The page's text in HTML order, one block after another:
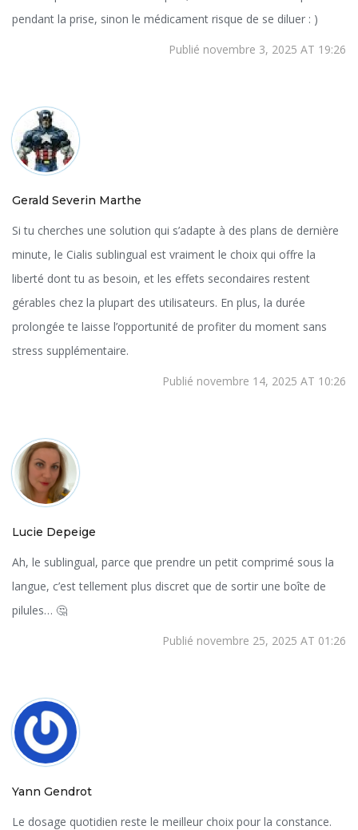
pendant la prise, sinon le médicament risque de se diluer : )
Publié novembre 3, 2025 AT 19:26
Gerald Severin Marthe
Si tu cherches une solution qui s’adapte à des plans de dernière
minute, le Cialis sublingual est vraiment le choix qui offre la
liberté dont tu as besoin, et les effets secondaires restent
gérables chez la plupart des utilisateurs. En plus, la durée
prolongée te laisse l’opportunité de profiter du moment sans
stress supplémentaire.
Publié novembre 14, 2025 AT 10:26
Lucie Depeige
Ah, le sublingual, parce que prendre un petit comprimé sous la
langue, c’est tellement plus discret que de sortir une boîte de
pilules… 🤔
Publié novembre 25, 2025 AT 01:26
Yann Gendrot
Le dosage quotidien reste le meilleur choix pour la constance.